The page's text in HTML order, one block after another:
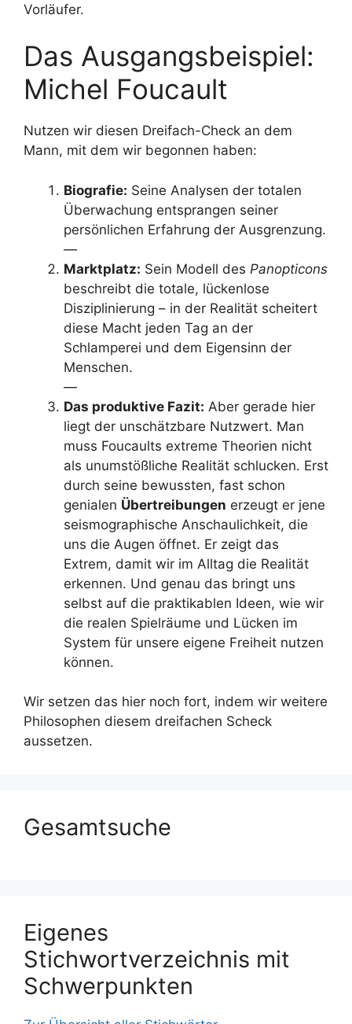
Vorläufer.
Das Ausgangsbeispiel:
Michel Foucault
Nutzen wir diesen Dreifach-Check an dem
Mann, mit dem wir begonnen haben:
Biografie: Seine Analysen der totalen
Überwachung entsprangen seiner
persönlichen Erfahrung der Ausgrenzung.
—
Marktplatz: Sein Modell des Panopticons
beschreibt die totale, lückenlose
Disziplinierung – in der Realität scheitert
diese Macht jeden Tag an der
Schlamperei und dem Eigensinn der
Menschen.
—
Das produktive Fazit: Aber gerade hier
liegt der unschätzbare Nutzwert. Man
muss Foucaults extreme Theorien nicht
als unumstößliche Realität schlucken. Erst
durch seine bewussten, fast schon
genialen Übertreibungen erzeugt er jene
seismographische Anschaulichkeit, die
uns die Augen öffnet. Er zeigt das
Extrem, damit wir im Alltag die Realität
erkennen. Und genau das bringt uns
selbst auf die praktikablen Ideen, wie wir
die realen Spielräume und Lücken im
System für unsere eigene Freiheit nutzen
können.
Wir setzen das hier noch fort, indem wir weitere
Philosophen diesem dreifachen Scheck
aussetzen.
Gesamtsuche
Eigenes
Stichwortverzeichnis mit
Schwerpunkten